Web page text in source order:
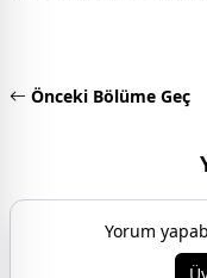
Önceki Bölüme Geç
Yorum